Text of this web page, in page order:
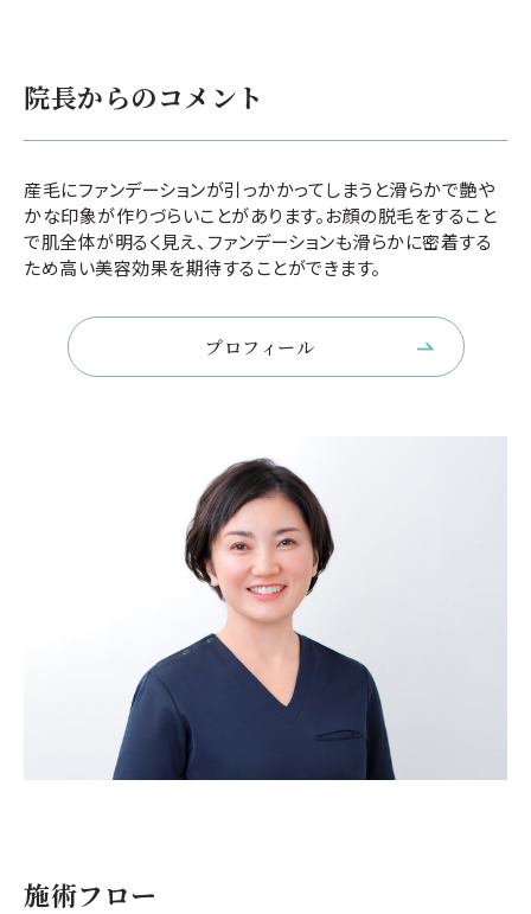
院長からのコメント
産毛にファンデーションが引っかかってしまうと滑らかで艶や
かな印象が作りづらいことがあります。お顔の脱毛をすること
で肌全体が明るく見え、ファンデーションも滑らかに密着する
ため高い美容効果を期待することができます。
プロフィール
施術フロー